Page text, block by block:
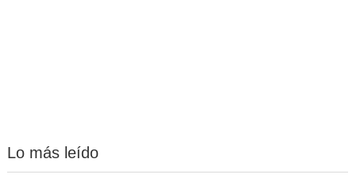
Lo más leído